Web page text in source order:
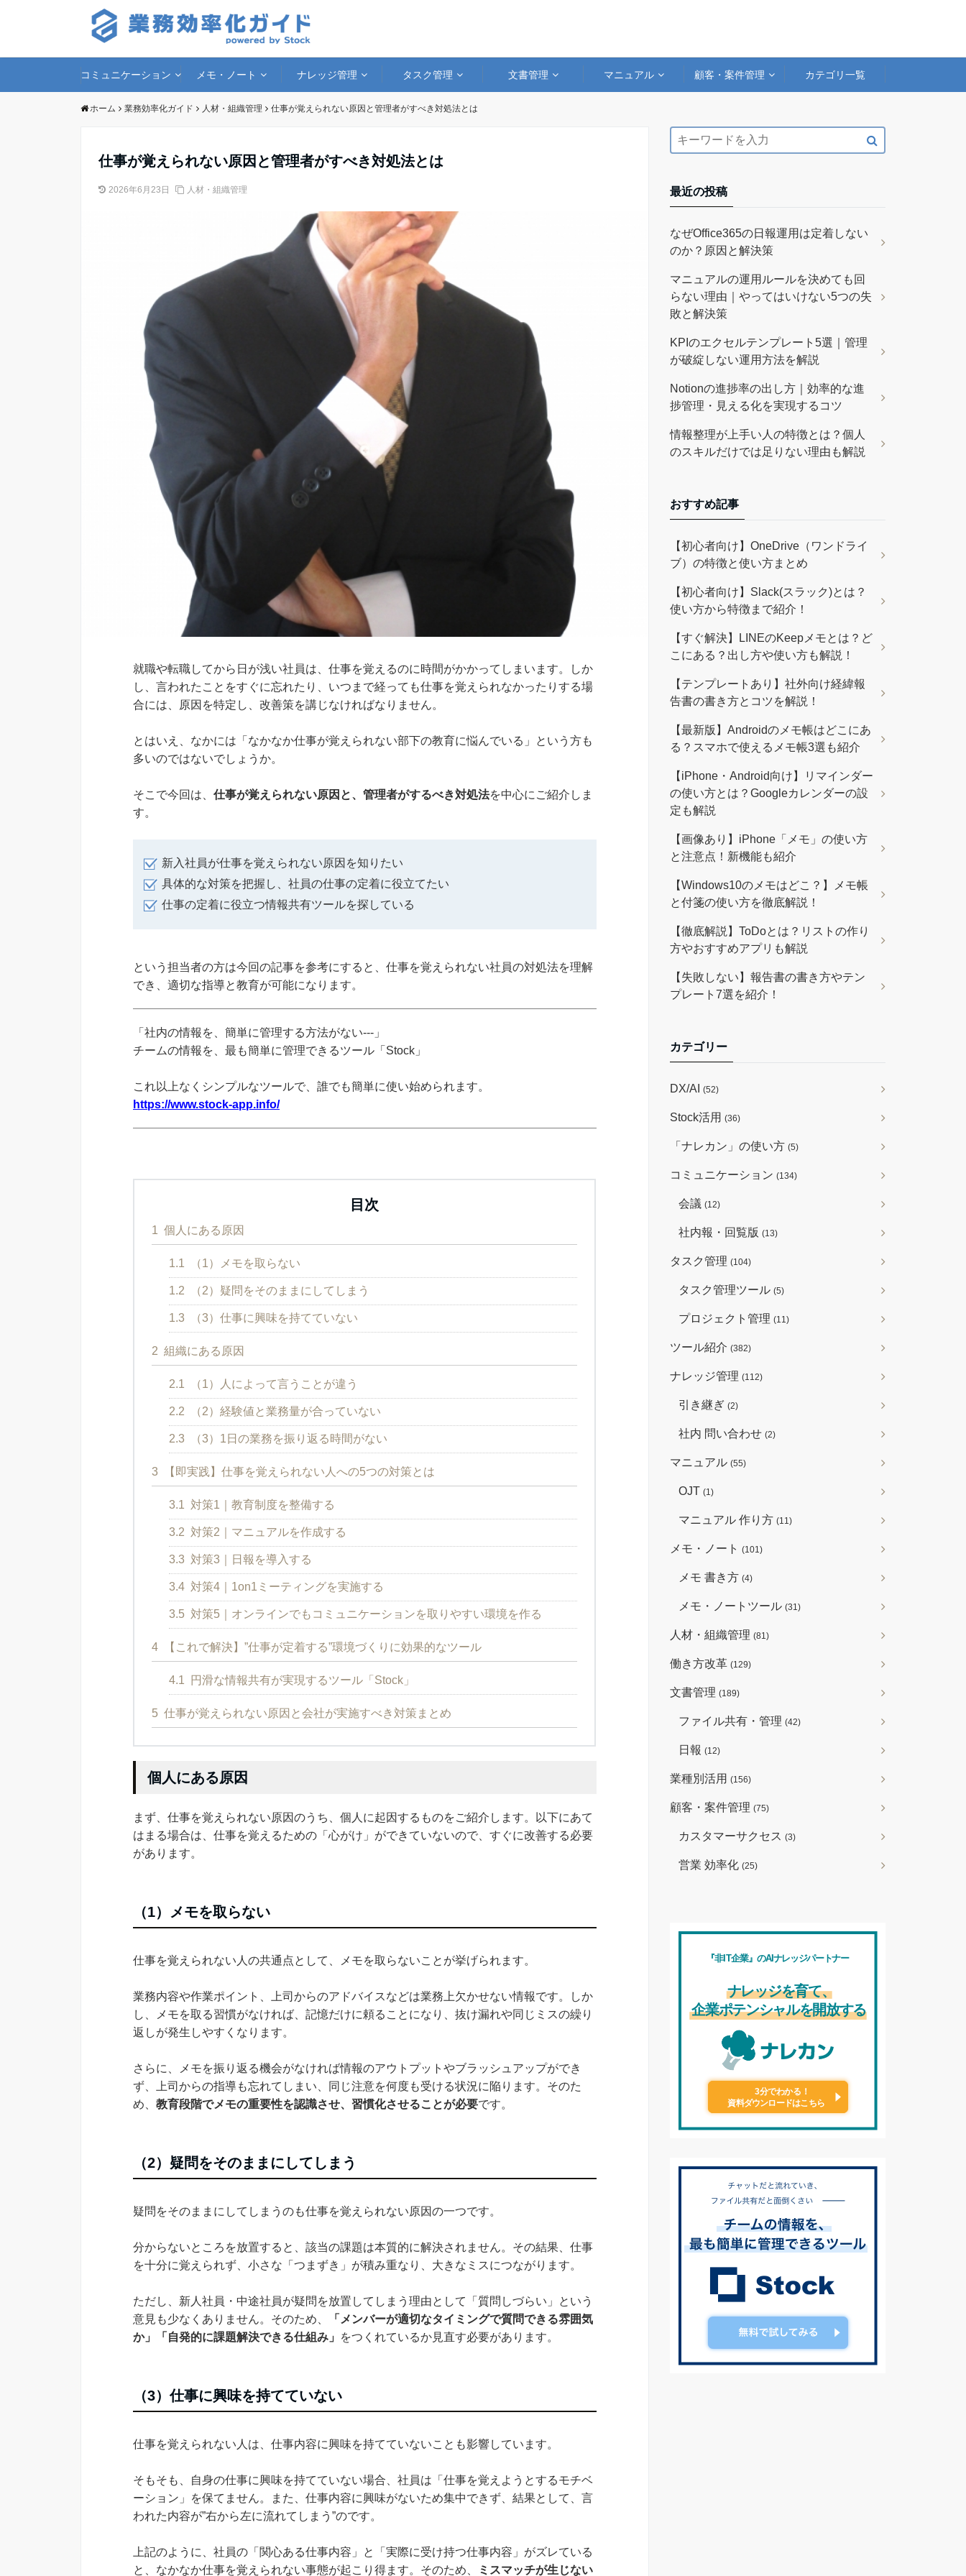
コミュニケーション メモ・ノート ナレッジ管理 タスク管理 文書管理 マニュアル 顧客・案件管理 カテゴリ一覧
ホーム 業務効率化ガイド 人材・組織管理 仕事が覚えられない原因と管理者がすべき対処法とは
仕事が覚えられない原因と管理者がすべき対処法とは
2026年6月23日 人材・組織管理
就職や転職してから日が浅い社員は、仕事を覚えるのに時間がかかってしまいます。しか
し、言われたことをすぐに忘れたり、いつまで経っても仕事を覚えられなかったりする場
合には、原因を特定し、改善策を講じなければなりません。
とはいえ、なかには「なかなか仕事が覚えられない部下の教育に悩んでいる」という方も
多いのではないでしょうか。
そこで今回は、 仕事が覚えられない原因と、管理者がするべき対処法を中心にご紹介しま
す。
新入社員が仕事を覚えられない原因を知りたい
具体的な対策を把握し、社員の仕事の定着に役立てたい
仕事の定着に役立つ情報共有ツールを探している
という担当者の方は今回の記事を参考にすると、仕事を覚えられない社員の対処法を理解
でき、適切な指導と教育が可能になります。
「社内の情報を、簡単に管理する方法がない---」
チームの情報を、最も簡単に管理できるツール「Stock」
これ以上なくシンプルなツールで、誰でも簡単に使い始められます。
https://www.stock-app.info/
目次
1 個人にある原因
1.1 （1）メモを取らない
1.2 （2）疑問をそのままにしてしまう
1.3 （3）仕事に興味を持てていない
2 組織にある原因
2.1 （1）人によって言うことが違う
2.2 （2）経験値と業務量が合っていない
2.3 （3）1日の業務を振り返る時間がない
3 【即実践】仕事を覚えられない人への5つの対策とは
3.1 対策1｜教育制度を整備する
3.2 対策2｜マニュアルを作成する
3.3 対策3｜日報を導入する
3.4 対策4｜1on1ミーティングを実施する
3.5 対策5｜オンラインでもコミュニケーションを取りやすい環境を作る
4 【これで解決】”仕事が定着する”環境づくりに効果的なツール
4.1 円滑な情報共有が実現するツール「Stock」
5 仕事が覚えられない原因と会社が実施すべき対策まとめ
個人にある原因
まず、仕事を覚えられない原因のうち、個人に起因するものをご紹介します。以下にあて
はまる場合は、仕事を覚えるための「心がけ」ができていないので、すぐに改善する必要
があります。
（1）メモを取らない
仕事を覚えられない人の共通点として、メモを取らないことが挙げられます。
業務内容や作業ポイント、上司からのアドバイスなどは業務上欠かせない情報です。しか
し、メモを取る習慣がなければ、記憶だけに頼ることになり、抜け漏れや同じミスの繰り
返しが発生しやすくなります。
さらに、メモを振り返る機会がなければ情報のアウトプットやブラッシュアップができ
ず、上司からの指導も忘れてしまい、同じ注意を何度も受ける状況に陥ります。そのた
め、 教育段階でメモの重要性を認識させ、習慣化させることが必要です。
（2）疑問をそのままにしてしまう
疑問をそのままにしてしまうのも仕事を覚えられない原因の一つです。
分からないところを放置すると、該当の課題は本質的に解決されません。その結果、仕事
を十分に覚えられず、小さな「つまずき」が積み重なり、大きなミスにつながります。
ただし、新人社員・中途社員が疑問を放置してしまう理由として「質問しづらい」という
意見も少なくありません。そのため、
「メンバーが適切なタイミングで質問できる雰囲気
か」「自発的に課題解決できる仕組み」
をつくれているか見直す必要があります。
（3）仕事に興味を持てていない
仕事を覚えられない人は、仕事内容に興味を持てていないことも影響しています。
そもそも、自身の仕事に興味を持てていない場合、社員は「仕事を覚えようとするモチベ
ーション」を保てません。また、仕事内容に興味がないため集中できず、結果として、言
われた内容が”右から左に流れてしまう”のです。
上記のように、社員の「関心ある仕事内容」と「実際に受け持つ仕事内容」がズレている
と、なかなか仕事を覚えられない事態が起こり得ます。そのため、
ミスマッチが生じない
最近の投稿
なぜOffice365の日報運用は定着しない
のか？原因と解決策
マニュアルの運用ルールを決めても回
らない理由｜やってはいけない5つの失
敗と解決策
KPIのエクセルテンプレート5選｜管理
が破綻しない運用方法を解説
Notionの進捗率の出し方｜効率的な進
捗管理・見える化を実現するコツ
情報整理が上手い人の特徴とは？個人
のスキルだけでは足りない理由も解説
おすすめ記事
【初心者向け】OneDrive（ワンドライ
ブ）の特徴と使い方まとめ
【初心者向け】Slack(スラック)とは？
使い方から特徴まで紹介！
【すぐ解決】LINEのKeepメモとは？ど
こにある？出し方や使い方も解説！
【テンプレートあり】社外向け経緯報
告書の書き方とコツを解説！
【最新版】Androidのメモ帳はどこにあ
る？スマホで使えるメモ帳3選も紹介
【iPhone・Android向け】リマインダー
の使い方とは？Googleカレンダーの設
定も解説
【画像あり】iPhone「メモ」の使い方
と注意点！新機能も紹介
【Windows10のメモはどこ？】メモ帳
と付箋の使い方を徹底解説！
【徹底解説】ToDoとは？リストの作り
方やおすすめアプリも解説
【失敗しない】報告書の書き方やテン
プレート7選を紹介！
カテゴリー
DX/AI (52)
Stock活用 (36)
「ナレカン」の使い方 (5)
コミュニケーション (134)
会議 (12)
社内報・回覧版 (13)
タスク管理 (104)
タスク管理ツール (5)
プロジェクト管理 (11)
ツール紹介 (382)
ナレッジ管理 (112)
引き継ぎ (2)
社内 問い合わせ (2)
マニュアル (55)
OJT (1)
マニュアル 作り方 (11)
メモ・ノート (101)
メモ 書き方 (4)
メモ・ノートツール (31)
人材・組織管理 (81)
働き方改革 (129)
文書管理 (189)
ファイル共有・管理 (42)
日報 (12)
業種別活用 (156)
顧客・案件管理 (75)
カスタマーサクセス (3)
営業 効率化 (25)